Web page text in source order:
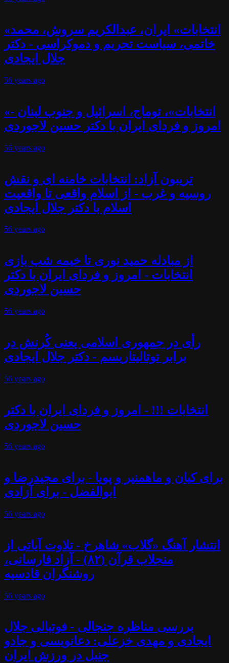
«انتخابات» ایران، عبدالکریم سروش، محمد
خاتمی، سیاست تحریم و دموکراسی - دکتر
جلال ایجادی
56 years ago
«انتخابات»، توماج، اسرائیل و جنوب لبنان -
امروز و فردای ایران با دکتر حسین لاجوردی
56 years ago
تریبون آزاد: انتخابات خامنه ای و نقش
روسیه و غرب - از اسلام واقعی تا واقعیت
اسلام با دکتر جلال ایجادی
56 years ago
از مبادله حمید نوری تا خیمه شب بازی
انتخابات - امروز و فردای ایران با دکتر
حسین لاجوردی
56 years ago
رأی در جمهوری اسلامی یعنی کُرنش در
برابر توتالیتاریسم - دکتر جلال ایجادی
56 years ago
انتخابات !!! - امروز و فردای ایران با دکتر
حسین لاجوردی
56 years ago
برای کیان و ماهمنیر و پویا - برای مجیدرضا و
ابوالفضل - برای آزادی
56 years ago
انتشار آهنگ «گلاب» شاهرخ - تلاوت آیاتی از
منجلاب قرآن (۸۲) - آزاد فارسانی،
روشنگران قادسیه
56 years ago
بررسی مناظره جنجالی - فوتبالی جلال
ایجادی و مهدی خزعلی: دعانویسی و جادو
جنبل در ورزش ایران